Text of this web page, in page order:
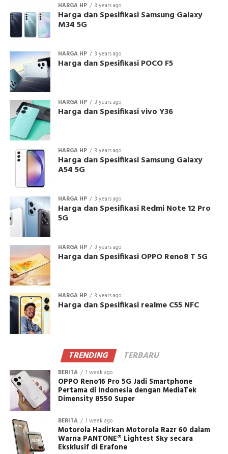
HARGA HP 3 years ago
Harga dan Spesifikasi Samsung Galaxy
M34 5G
HARGA HP 3 years ago
Harga dan Spesifikasi POCO F5
HARGA HP 3 years ago
Harga dan Spesifikasi vivo Y36
HARGA HP 3 years ago
Harga dan Spesifikasi Samsung Galaxy
A54 5G
HARGA HP 3 years ago
Harga dan Spesifikasi Redmi Note 12 Pro
5G
HARGA HP 3 years ago
Harga dan Spesifikasi OPPO Reno8 T 5G
HARGA HP 3 years ago
Harga dan Spesifikasi realme C55 NFC
TRENDING TERBARU
BERITA 1 week ago
OPPO Reno16 Pro 5G Jadi Smartphone
Pertama di Indonesia dengan MediaTek
Dimensity 8550 Super
BERITA 1 week ago
Motorola Hadirkan Motorola Razr 60 dalam
Warna PANTONE® Lightest Sky secara
Eksklusif di Erafone